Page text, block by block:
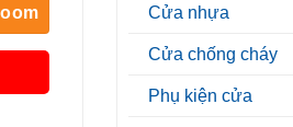
Cửa nhựa
Cửa chống cháy
Phụ kiện cửa